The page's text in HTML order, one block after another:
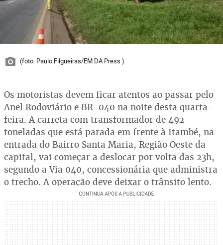
(foto: Paulo Filgueiras/EM DA Press )
Os motoristas devem ficar atentos ao passar pelo
Anel Rodoviário e BR-040 na noite desta quarta-
feira. A carreta com transformador de 492
toneladas que está parada em frente à Itambé, na
entrada do Bairro Santa Maria, Região Oeste da
capital, vai começar a deslocar por volta das 23h,
segundo a Via 040, concessionária que administra
o trecho. A operação deve deixar o trânsito lento.